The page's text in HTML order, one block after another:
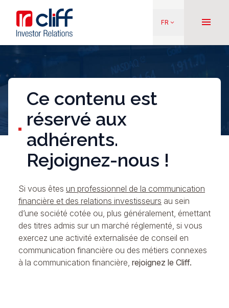
contenu
principal
Aller directement au contenu
FR keyboard_arrow_down menu
Ce contenu est
réservé aux
adhérents.
Rejoignez-nous !
Si vous êtes un professionnel de la communication
financière et des relations investisseurs au sein
d’une société cotée ou, plus généralement, émettant
des titres admis sur un marché réglementé, si vous
exercez une activité externalisée de conseil en
communication financière ou des métiers connexes
à la communication financière, rejoignez le Cliff.